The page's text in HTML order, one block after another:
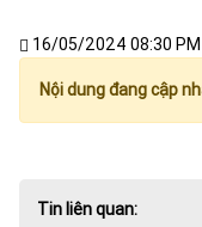
16/05/2024 08:30 PM
Nội dung đang cập
Tin liên quan: